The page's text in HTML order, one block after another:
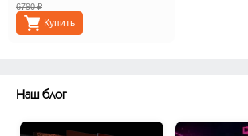
6790 ₽
Купить
Наш блог